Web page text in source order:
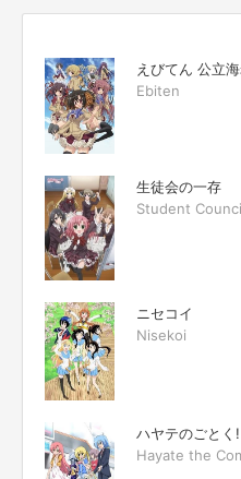
えびてん 公立
Ebiten
生徒会の一存
Student
ニセコイ
Nisekoi
ハヤテのごとく!
Hayate the